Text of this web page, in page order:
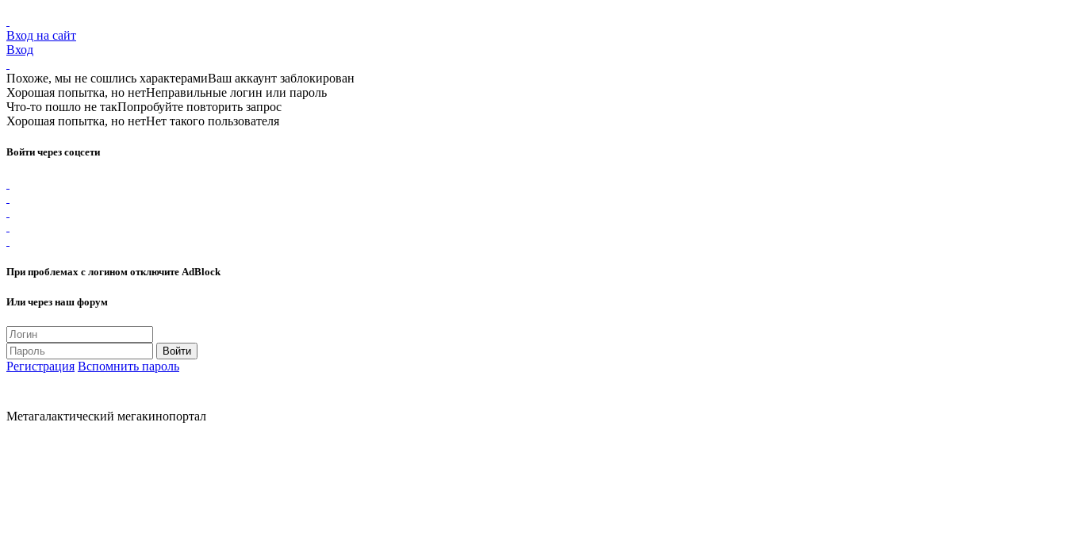
Вход на сайт
Вход
Похоже, мы не сошлись характерамиВаш аккаунт заблокирован
Хорошая попытка, но нетНеправильные логин или пароль
Что-то пошло не такПопробуйте повторить запрос
Хорошая попытка, но нетНет такого пользователя
Войти через соцсети
При проблемах с логином отключите AdBlock
Или через наш форум
Регистрация Вспомнить пароль
Метагалактический мегакинопортал